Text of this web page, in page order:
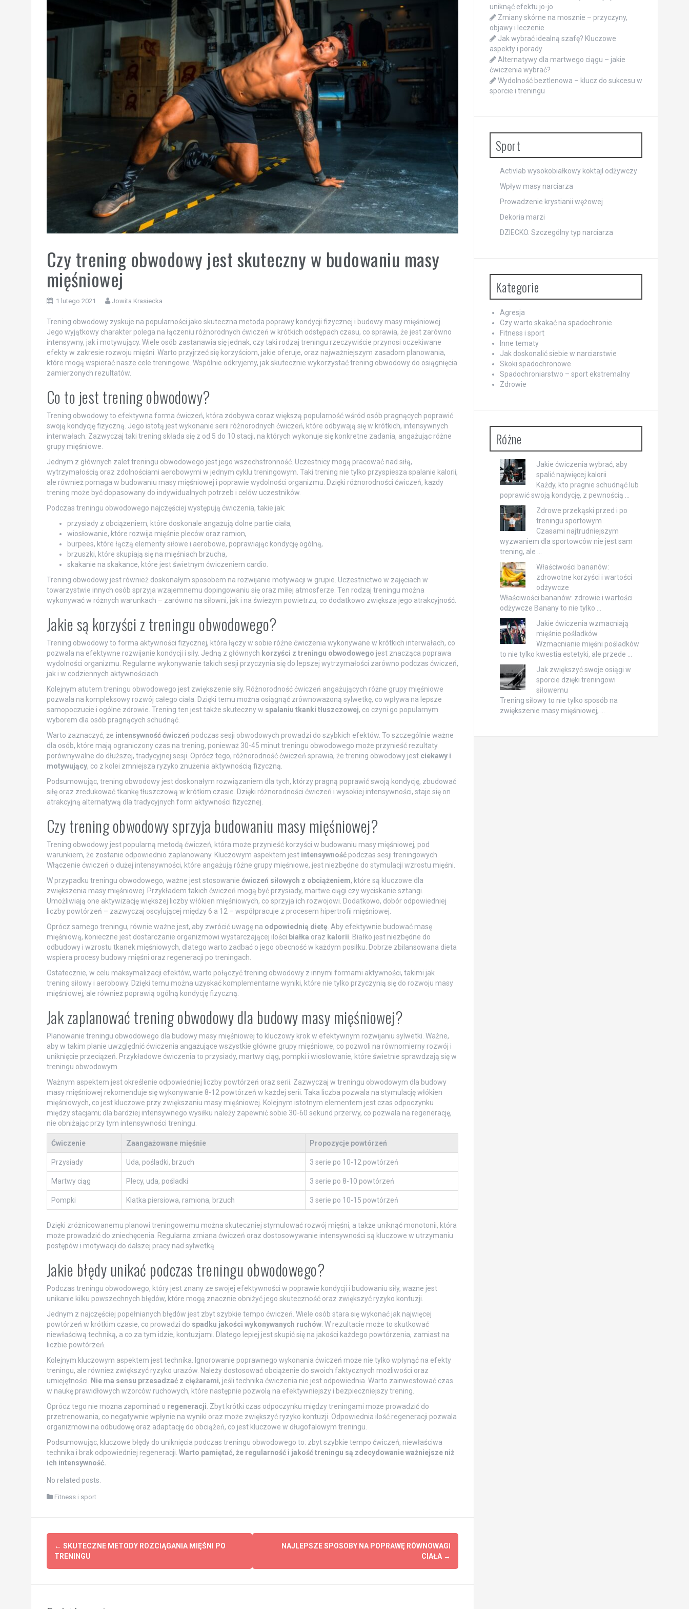
Czy trening obwodowy jest skuteczny w budowaniu masy
mięśniowej
1 lutego 2021 Jowita Krasiecka
Trening obwodowy zyskuje na popularności jako skuteczna metoda poprawy kondycji fizycznej i budowy masy mięśniowej.
Jego wyjątkowy charakter polega na łączeniu różnorodnych ćwiczeń w krótkich odstępach czasu, co sprawia, że jest zarówno
intensywny, jak i motywujący. Wiele osób zastanawia się jednak, czy taki rodzaj treningu rzeczywiście przynosi oczekiwane
efekty w zakresie rozwoju mięśni. Warto przyjrzeć się korzyściom, jakie oferuje, oraz najważniejszym zasadom planowania,
które mogą wspierać nasze cele treningowe. Wspólnie odkryjemy, jak skutecznie wykorzystać trening obwodowy do osiągnięcia
zamierzonych rezultatów.
Co to jest trening obwodowy?
Trening obwodowy to efektywna forma ćwiczeń, która zdobywa coraz większą popularność wśród osób pragnących poprawić
swoją kondycję fizyczną. Jego istotą jest wykonanie serii różnorodnych ćwiczeń, które odbywają się w krótkich, intensywnych
interwałach. Zazwyczaj taki trening składa się z od 5 do 10 stacji, na których wykonuje się konkretne zadania, angażując różne
grupy mięśniowe.
Jednym z głównych zalet treningu obwodowego jest jego wszechstronność. Uczestnicy mogą pracować nad siłą,
wytrzymałością oraz zdolnościami aerobowymi w jednym cyklu treningowym. Taki trening nie tylko przyspiesza spalanie kalorii,
ale również pomaga w budowaniu masy mięśniowej i poprawie wydolności organizmu. Dzięki różnorodności ćwiczeń, każdy
trening może być dopasowany do indywidualnych potrzeb i celów uczestników.
Podczas treningu obwodowego najczęściej występują ćwiczenia, takie jak:
przysiady z obciążeniem, które doskonale angażują dolne partie ciała,
wiosłowanie, które rozwija mięśnie pleców oraz ramion,
burpees, które łączą elementy siłowe i aerobowe, poprawiając kondycję ogólną,
brzuszki, które skupiają się na mięśniach brzucha,
skakanie na skakance, które jest świetnym ćwiczeniem cardio.
Trening obwodowy jest również doskonałym sposobem na rozwijanie motywacji w grupie. Uczestnictwo w zajęciach w
towarzystwie innych osób sprzyja wzajemnemu dopingowaniu się oraz miłej atmosferze. Ten rodzaj treningu można
wykonywać w różnych warunkach – zarówno na siłowni, jak i na świeżym powietrzu, co dodatkowo zwiększa jego atrakcyjność.
Jakie są korzyści z treningu obwodowego?
Trening obwodowy to forma aktywności fizycznej, która łączy w sobie różne ćwiczenia wykonywane w krótkich interwałach, co
pozwala na efektywne rozwijanie kondycji i siły. Jedną z głównych korzyści z treningu obwodowego jest znacząca poprawa
wydolności organizmu. Regularne wykonywanie takich sesji przyczynia się do lepszej wytrzymałości zarówno podczas ćwiczeń,
jak i w codziennych aktywnościach.
Kolejnym atutem treningu obwodowego jest zwiększenie siły. Różnorodność ćwiczeń angażujących różne grupy mięśniowe
pozwala na kompleksowy rozwój całego ciała. Dzięki temu można osiągnąć zrównoważoną sylwetkę, co wpływa na lepsze
samopoczucie i ogólne zdrowie. Trening ten jest także skuteczny w spalaniu tkanki tłuszczowej, co czyni go popularnym
wyborem dla osób pragnących schudnąć.
Warto zaznaczyć, że intensywność ćwiczeń podczas sesji obwodowych prowadzi do szybkich efektów. To szczególnie ważne
dla osób, które mają ograniczony czas na trening, ponieważ 30-45 minut treningu obwodowego może przynieść rezultaty
porównywalne do dłuższej, tradycyjnej sesji. Oprócz tego, różnorodność ćwiczeń sprawia, że trening obwodowy jest ciekawy i
motywujący, co z kolei zmniejsza ryzyko znużenia aktywnością fizyczną.
Podsumowując, trening obwodowy jest doskonałym rozwiązaniem dla tych, którzy pragną poprawić swoją kondycję, zbudować
siłę oraz zredukować tkankę tłuszczową w krótkim czasie. Dzięki różnorodności ćwiczeń i wysokiej intensywności, staje się on
atrakcyjną alternatywą dla tradycyjnych form aktywności fizycznej.
Czy trening obwodowy sprzyja budowaniu masy mięśniowej?
Trening obwodowy jest popularną metodą ćwiczeń, która może przynieść korzyści w budowaniu masy mięśniowej, pod
warunkiem, że zostanie odpowiednio zaplanowany. Kluczowym aspektem jest intensywnośćpodczas sesji treningowych.
Włączenie ćwiczeń o dużej intensywności, które angażują różne grupy mięśniowe, jest niezbędne do stymulacji wzrostu mięśni.
W przypadku treningu obwodowego, ważne jest stosowanie ćwiczeń siłowych z obciążeniem, które są kluczowe dla
zwiększenia masy mięśniowej. Przykładem takich ćwiczeń mogą być przysiady, martwe ciągi czy wyciskanie sztangi.
Umożliwiają one aktywizację większej liczby włókien mięśniowych, co sprzyja ich rozwojowi. Dodatkowo, dobór odpowiedniej
liczby powtórzeń – zazwyczaj oscylującej między 6 a 12 – współpracuje z procesem hipertrofii mięśniowej.
Oprócz samego treningu, równie ważne jest, aby zwrócić uwagę na odpowiednią dietę. Aby efektywnie budować masę
mięśniową, konieczne jest dostarczanie organizmowi wystarczającej ilości białka oraz kalorii. Białko jest niezbędne do
odbudowy i wzrostu tkanek mięśniowych, dlatego warto zadbać o jego obecność w każdym posiłku. Dobrze zbilansowana dieta
wspiera procesy budowy mięśni oraz regeneracji po treningach.
Ostatecznie, w celu maksymalizacji efektów, warto połączyć trening obwodowy z innymi formami aktywności, takimi jak
trening siłowy i aerobowy. Dzięki temu można uzyskać komplementarne wyniki, które nie tylko przyczynią się do rozwoju masy
mięśniowej, ale również poprawią ogólną kondycję fizyczną.
Jak zaplanować trening obwodowy dla budowy masy mięśniowej?
Planowanie treningu obwodowego dla budowy masy mięśniowej to kluczowy krok w efektywnym rozwijaniu sylwetki. Ważne,
aby w takim planie uwzględnić ćwiczenia angażujące wszystkie główne grupy mięśniowe, co pozwoli na równomierny rozwój i
uniknięcie przeciążeń. Przykładowe ćwiczenia to przysiady, martwy ciąg, pompki i wiosłowanie, które świetnie sprawdzają się w
treningu obwodowym.
Ważnym aspektem jest określenie odpowiedniej liczby powtórzeń oraz serii. Zazwyczaj w treningu obwodowym dla budowy
masy mięśniowej rekomenduje się wykonywanie 8-12 powtórzeń w każdej serii. Taka liczba pozwala na stymulację włókien
mięśniowych, co jest kluczowe przy zwiększaniu masy mięśniowej. Kolejnym istotnym elementem jest czas odpoczynku
między stacjami; dla bardziej intensywnego wysiłku należy zapewnić sobie 30-60 sekund przerwy, co pozwala na regenerację,
nie obniżając przy tym intensywności treningu.
Ćwiczenie Zaangażowane mięśnie Propozycje powtórzeń
Przysiady Uda, pośladki, brzuch 3 serie po 10-12 powtórzeń
Martwy ciąg Plecy, uda, pośladki 3 serie po 8-10 powtórzeń
Pompki Klatka piersiowa, ramiona, brzuch 3 serie po 10-15 powtórzeń
Dzięki zróżnicowanemu planowi treningowemu można skuteczniej stymulować rozwój mięśni, a także uniknąć monotonii, która
może prowadzić do zniechęcenia. Regularna zmiana ćwiczeń oraz dostosowywanie intensywności są kluczowe w utrzymaniu
postępów i motywacji do dalszej pracy nad sylwetką.
Jakie błędy unikać podczas treningu obwodowego?
Podczas treningu obwodowego, który jest znany ze swojej efektywności w poprawie kondycji i budowaniu siły, ważne jest
unikanie kilku powszechnych błędów, które mogą znacznie obniżyć jego skuteczność oraz zwiększyć ryzyko kontuzji.
Jednym z najczęściej popełnianych błędów jest zbyt szybkie tempo ćwiczeń. Wiele osób stara się wykonać jak najwięcej
powtórzeń w krótkim czasie, co prowadzi do spadku jakości wykonywanych ruchów. W rezultacie może to skutkować
niewłaściwą techniką, a co za tym idzie, kontuzjami. Dlatego lepiej jest skupić się na jakości każdego powtórzenia, zamiast na
liczbie powtórzeń.
Kolejnym kluczowym aspektem jest technika. Ignorowanie poprawnego wykonania ćwiczeń może nie tylko wpłynąć na efekty
treningu, ale również zwiększyć ryzyko urazów. Należy dostosować obciążenie do swoich faktycznych możliwości oraz
umiejętności. Nie ma sensu przesadzać z ciężarami, jeśli technika ćwiczenia nie jest odpowiednia. Warto zainwestować czas
w naukę prawidłowych wzorców ruchowych, które następnie pozwolą na efektywniejszy i bezpieczniejszy trening.
Oprócz tego nie można zapominać o regeneracji. Zbyt krótki czas odpoczynku między treningami może prowadzić do
przetrenowania, co negatywnie wpłynie na wyniki oraz może zwiększyć ryzyko kontuzji. Odpowiednia ilość regeneracji pozwala
organizmowi na odbudowę oraz adaptację do obciążeń, co jest kluczowe w długofalowym treningu.
Podsumowując, kluczowe błędy do uniknięcia podczas treningu obwodowego to: zbyt szybkie tempo ćwiczeń, niewłaściwa
technika i brak odpowiedniej regeneracji. Warto pamiętać, że regularność i jakość treningu są zdecydowanie ważniejsze niż
ich intensywność.
No related posts.
Fitness i sport
Post
navigation
← SKUTECZNE METODY ROZCIĄGANIA MIĘŚNI PO
TRENINGU
NAJLEPSZE SPOSOBY NA POPRAWĘ RÓWNOWAGI
CIAŁA →
uniknąć efektu jo-jo
Zmiany skórne na mosznie – przyczyny,
objawy i leczenie
Jak wybrać idealną szafę? Kluczowe
aspekty i porady
Alternatywy dla martwego ciągu – jakie
ćwiczenia wybrać?
Wydolność beztlenowa – klucz do sukcesu w
sporcie i treningu
Sport
Activlab wysokobiałkowy koktajl odżywczy
Wpływ masy narciarza
Prowadzenie krystianii wężowej
Dekoria marzi
DZIECKO. Szczególny typ narciarza
Kategorie
Agresja
Czy warto skakać na spadochronie
Fitness i sport
Inne tematy
Jak doskonalić siebie w narciarstwie
Skoki spadochronowe
Spadochroniarstwo – sport ekstremalny
Zdrowie
Różne
Jakie ćwiczenia wybrać, aby
spalić najwięcej kalorii
Każdy, kto pragnie schudnąć lub
poprawić swoją kondycję, z pewnością …
Zdrowe przekąski przed i po
treningu sportowym
Czasami najtrudniejszym
wyzwaniem dla sportowców nie jest sam
trening, ale …
Właściwości bananów:
zdrowotne korzyści i wartości
odżywcze
Właściwości bananów: zdrowie i wartości
odżywcze Banany to nie tylko …
Jakie ćwiczenia wzmacniają
mięśnie pośladków
Wzmacnianie mięśni pośladków
to nie tylko kwestia estetyki, ale przede …
Jak zwiększyć swoje osiągi w
sporcie dzięki treningowi
siłowemu
Trening siłowy to nie tylko sposób na
zwiększenie masy mięśniowej, …